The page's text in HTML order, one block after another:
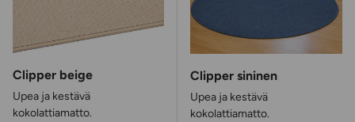
Clipper beige
Upea ja kestävä
kokolattiamatto.
Clipper sininen
Upea ja kestävä
kokolattiamatto.